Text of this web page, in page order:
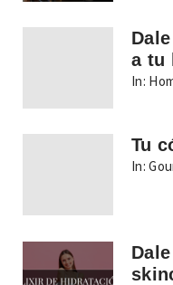
a tu
In:
Tu
In: